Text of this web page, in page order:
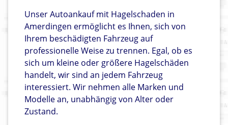
Unser Autoankauf mit Hagelschaden in
Amerdingen ermöglicht es Ihnen, sich von
Ihrem beschädigten Fahrzeug auf
professionelle Weise zu trennen. Egal, ob es
sich um kleine oder größere Hagelschäden
handelt, wir sind an jedem Fahrzeug
interessiert. Wir nehmen alle Marken und
Modelle an, unabhängig von Alter oder
Zustand.